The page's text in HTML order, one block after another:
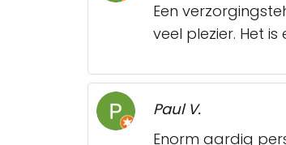
Een
veel plezier. Het
Paul V.
Enorm aardig